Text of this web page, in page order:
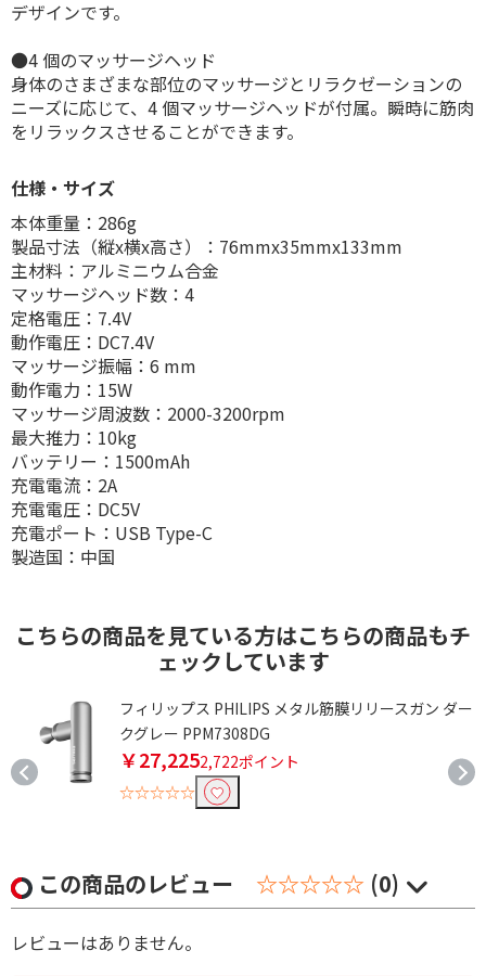
デザインです。
●4 個のマッサージヘッド
身体のさまざまな部位のマッサージとリラクゼーションの
ニーズに応じて、4 個マッサージヘッドが付属。瞬時に筋肉
をリラックスさせることができます。
仕様・サイズ
本体重量：286g
製品寸法（縦x横x高さ）：76mmx35mmx133mm
主材料：アルミニウム合金
マッサージヘッド数：4
定格電圧：7.4V
動作電圧：DC7.4V
マッサージ振幅：6 mm
動作電力：15W
マッサージ周波数：2000-3200rpm
最大推力：10kg
バッテリー：1500mAh
充電電流：2A
充電電圧：DC5V
充電ポート：USB Type-C
製造国：中国
こちらの商品を見ている方はこちらの商品もチ
ェックしています
フィリップス PHILIPS メタル筋膜リリースガン ダー
クグレー PPM7308DG
￥27,2252,722ポイント
☆☆☆☆☆
この商品のレビュー ☆☆☆☆☆ (0)
レビューはありません。